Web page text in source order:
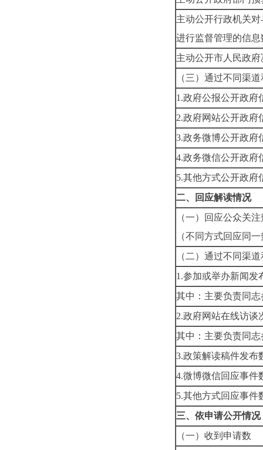
主动公开行政机关
进行监督管理的信息
主动公开市人民政
（三）通过不同渠
1.政府公报公开政府
2.政府网站公开政府
3.政务微博公开政府
4.政务微信公开政府
5.其他方式公开政府
二、回应解读情况
（一）回应公众关
（不同方式回应同
（二）通过不同渠
1.参加或举办新闻发
其中：主要负责同
2.政府网站在线访谈
其中：主要负责同
3.政策解读稿件发布
4.微博微信回应事件
5.其他方式回应事件
三、依申请公开情况
（一）收到申请数